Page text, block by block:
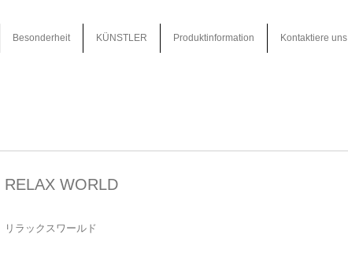
Besonderheit KÜNSTLER Produktinformation Kontaktiere uns
RELAX WORLD
リラックスワールド